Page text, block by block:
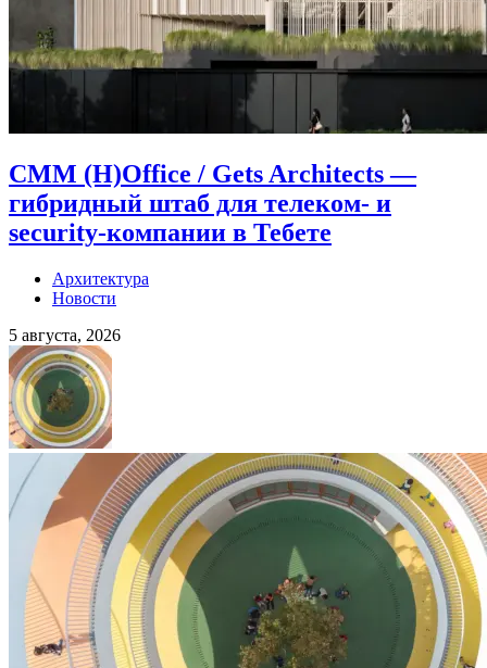
CMM (H)Office / Gets Architects —
гибридный штаб для телеком- и
security-компании в Тебете
Архитектура
Новости
5 августа, 2026